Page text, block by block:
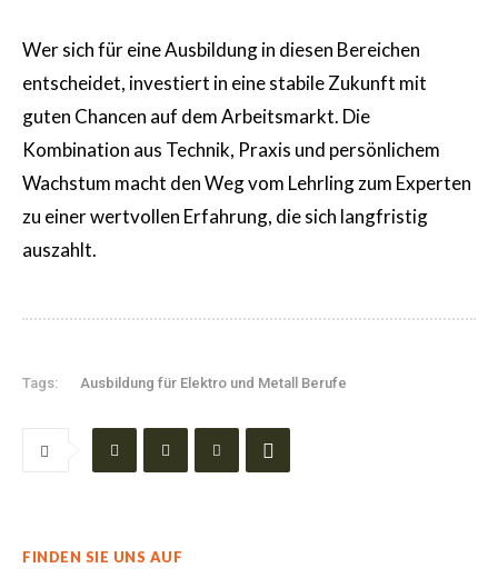
Wer sich für eine Ausbildung in diesen Bereichen
entscheidet, investiert in eine stabile Zukunft mit
guten Chancen auf dem Arbeitsmarkt. Die
Kombination aus Technik, Praxis und persönlichem
Wachstum macht den Weg vom Lehrling zum Experten
zu einer wertvollen Erfahrung, die sich langfristig
auszahlt.
Tags: Ausbildung für Elektro und Metall Berufe
FINDEN SIE UNS AUF